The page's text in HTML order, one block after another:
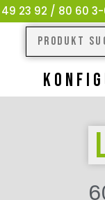
23 92 / 80 60